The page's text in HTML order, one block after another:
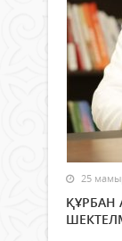
25
ҚҰРБАН